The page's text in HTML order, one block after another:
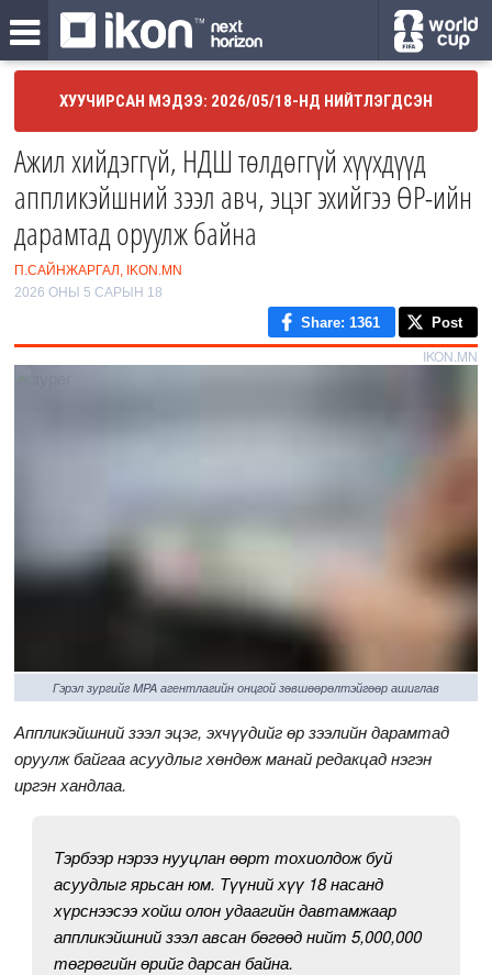
ХУУЧИРСАН МЭДЭЭ: 2026/05/18-НД НИЙТЛЭГДСЭН
Ажил хийдэггүй, НДШ төлдөггүй хүүхдүүд
аппликэйшний зээл авч, эцэг эхийгээ ӨР-ийн
дарамтад оруулж байна
П.САЙНЖАРГАЛ, IKON.MN
2026 ОНЫ 5 САРЫН 18
Share: 1361 Post
IKON.MN
Гэрэл зургийг MPA агентлагийн онцгой зөвшөөрөлтэйгөөр ашиглав
Аппликэйшний зээл эцэг, эхчүүдийг өр зээлийн дарамтад
оруулж байгаа асуудлыг хөндөж манай редакцад нэгэн
иргэн хандлаа.
Тэрбээр нэрээ нууцлан өөрт тохиолдож буй
асуудлыг ярьсан юм. Түүний хүү 18 насанд
хүрснээсээ хойш олон удаагийн давтамжаар
аппликэйшний зээл авсан бөгөөд нийт 5,000,000
төгрөгийн өрийг дарсан байна.